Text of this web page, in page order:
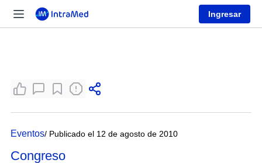
Ingresar
Eventos/ Publicado el 12 de agosto de 2010
Congreso